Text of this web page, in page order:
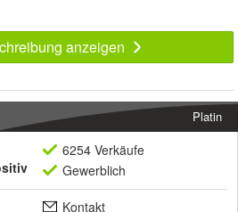
anzeigen
Platin
6254 Verkäufe
Gewerblich
Kontakt